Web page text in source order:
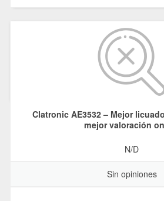
Clatronic AE3532 – Mejor
mejor valoración
N/D
Sin opiniones